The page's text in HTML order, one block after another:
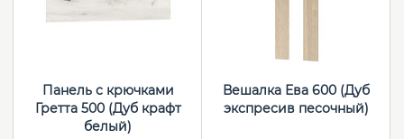
Панель с крючками
Гретта 500 (Дуб крафт
белый)
Вешалка Ева 600 (Дуб
экспресив песочный)